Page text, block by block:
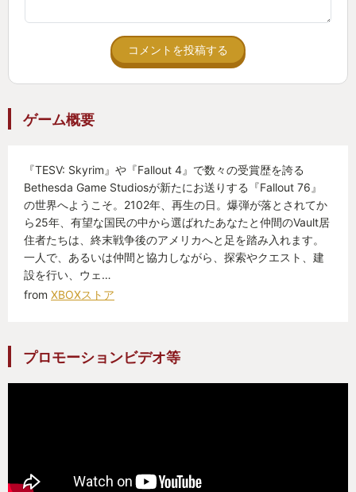
コメントを投稿する
ゲーム概要
『TESV: Skyrim』や『Fallout 4』で数々の受賞歴を誇る
Bethesda Game Studiosが新たにお送りする『Fallout 76』
の世界へようこそ。2102年、再生の日。爆弾が落とされてか
ら25年、有望な国民の中から選ばれたあなたと仲間のVault居
住者たちは、終末戦争後のアメリカへと足を踏み入れます。
一人で、あるいは仲間と協力しながら、探索やクエスト、建
設を行い、ウェ…
from XBOXストア
プロモーションビデオ等